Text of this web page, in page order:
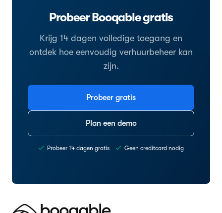
Probeer Booqable gratis
Krijg 14 dagen volledige toegang en
ontdek hoe eenvoudig verhuurbeheer kan
zijn.
Probeer gratis
Plan een demo
Probeer 14 dagen gratis Geen creditcard nodig